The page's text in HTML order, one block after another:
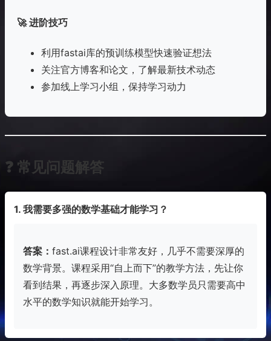
🚀 进阶技巧
利用fastai库的预训练模型快速验证想法
关注官方博客和论文，了解最新技术动态
参加线上学习小组，保持学习动力
❓ 常见问题解答
1. 我需要多强的数学基础才能学习？
答案： fast.ai课程设计非常友好，几乎不需要深厚的
数学背景。课程采用“自上而下”的教学方法，先让你
看到结果，再逐步深入原理。大多数学员只需要高中
水平的数学知识就能开始学习。